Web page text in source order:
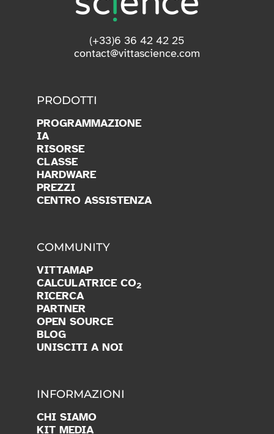
(+33)6 36 42 42 25
contact@vittascience.com
PRODOTTI
PROGRAMMAZIONE
IA
RISORSE
CLASSE
HARDWARE
PREZZI
CENTRO ASSISTENZA
COMMUNITY
VITTAMAP
CALCULATRICE CO2
RICERCA
PARTNER
OPEN SOURCE
BLOG
UNISCITI A NOI
INFORMAZIONI
CHI SIAMO
KIT MEDIA